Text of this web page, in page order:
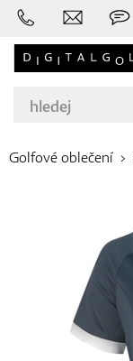
Golfové oblečení